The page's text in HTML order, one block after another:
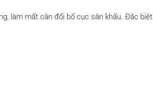
làm mất cân đối bố cục sân khấu. Đặc biệt